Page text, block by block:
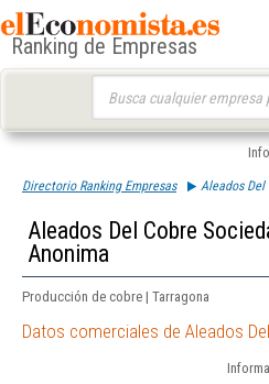
Ranking de Empresas
Directorio Ranking Empresas Aleados Del
Aleados Del Cobre
Anonima
Producción de cobre | Tarragona
Datos comerciales de Aleados